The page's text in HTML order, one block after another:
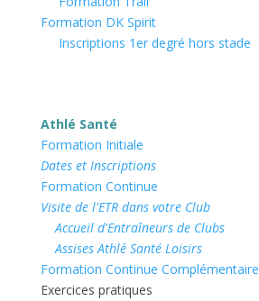
Formation DK Spirit
Inscriptions 1er degré hors stade
Athlé Santé
Formation Initiale
Dates et Inscriptions
Formation Continue
Visite de l'ETR dans votre Club
Accueil d'Entraîneurs de Clubs
Assises Athlé Santé Loisirs
Formation Continue Complémentaire
Exercices pratiques